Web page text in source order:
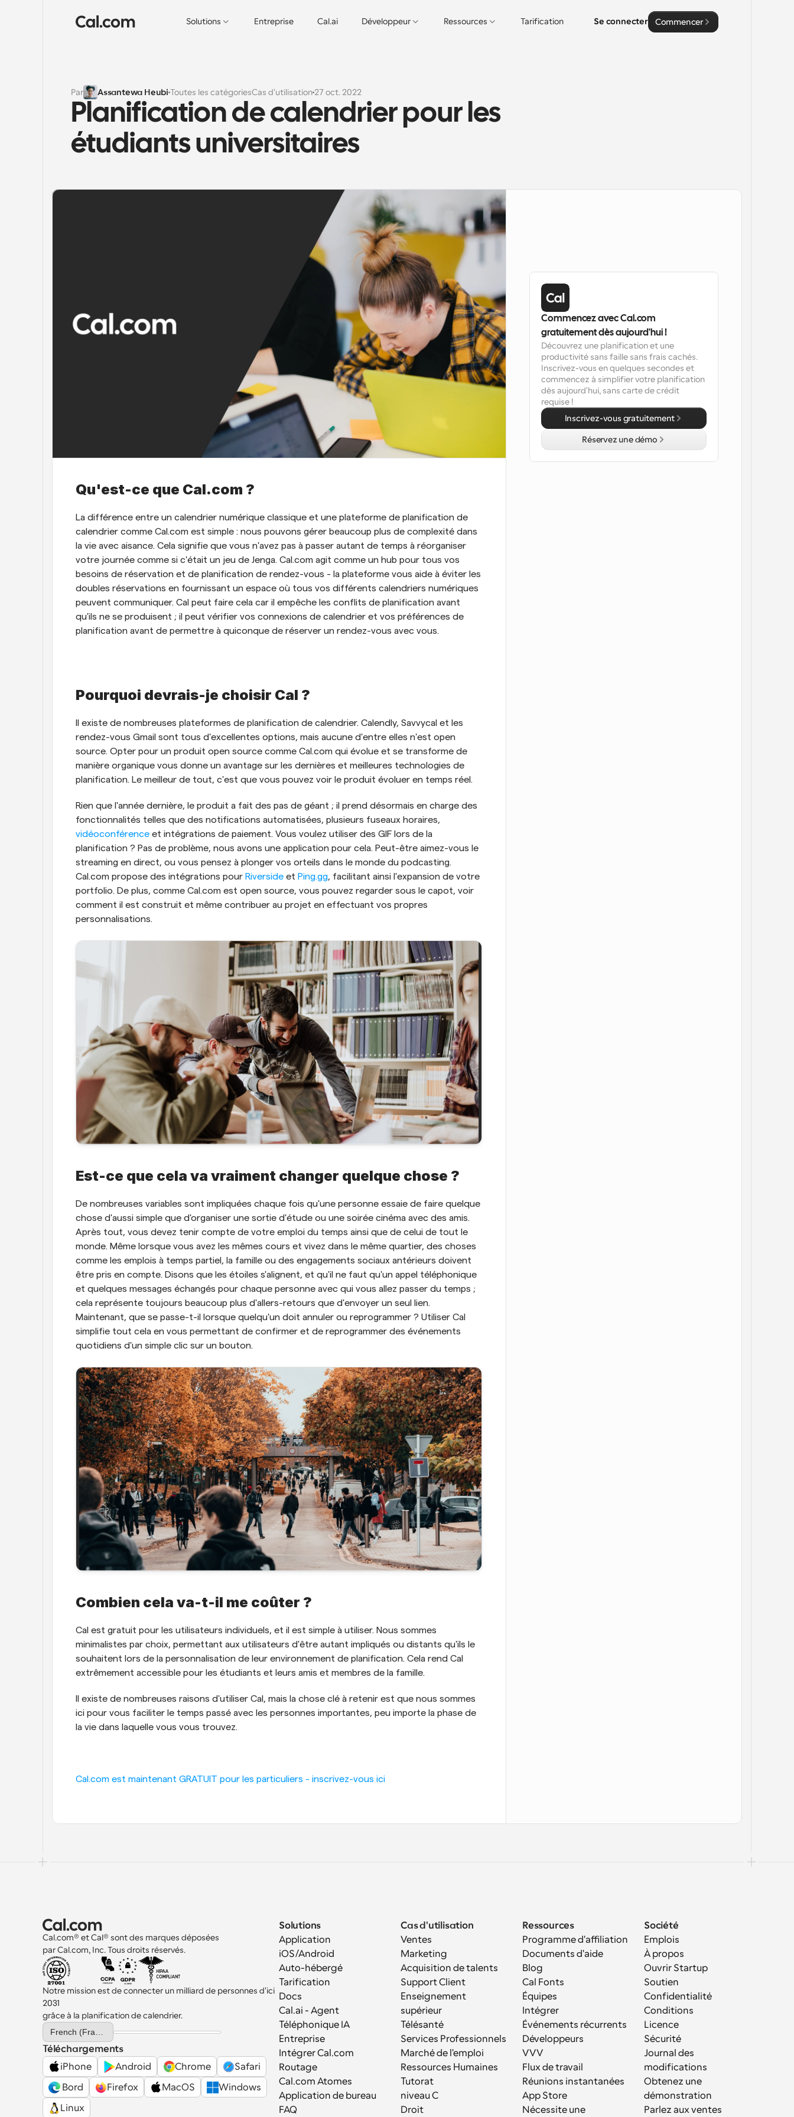
Solutions Entreprise Cal.ai Développeur Ressources Tarification Se connecter Commencer
Par Assantewa Heubi Toutes les catégoriesCas d'utilisation 27 oct. 2022
Planification de calendrier pour les
étudiants universitaires
Qu'est-ce que Cal.com ?
La différence entre un calendrier numérique classique et une plateforme de planification de
calendrier comme Cal.com est simple : nous pouvons gérer beaucoup plus de complexité dans
la vie avec aisance. Cela signifie que vous n'avez pas à passer autant de temps à réorganiser
votre journée comme si c'était un jeu de Jenga. Cal.com agit comme un hub pour tous vos
besoins de réservation et de planification de rendez-vous - la plateforme vous aide à éviter les
doubles réservations en fournissant un espace où tous vos différents calendriers numériques
peuvent communiquer. Cal peut faire cela car il empêche les conflits de planification avant
qu'ils ne se produisent ; il peut vérifier vos connexions de calendrier et vos préférences de
planification avant de permettre à quiconque de réserver un rendez-vous avec vous.
Pourquoi devrais-je choisir Cal ?
Il existe de nombreuses plateformes de planification de calendrier. Calendly, Savvycal et les
rendez-vous Gmail sont tous d'excellentes options, mais aucune d'entre elles n'est open
source. Opter pour un produit open source comme Cal.com qui évolue et se transforme de
manière organique vous donne un avantage sur les dernières et meilleures technologies de
planification. Le meilleur de tout, c'est que vous pouvez voir le produit évoluer en temps réel.
Rien que l'année dernière, le produit a fait des pas de géant ; il prend désormais en charge des
vidéoconférence et intégrations de paiement. Vous voulez utiliser des GIF lors de la
planification ? Pas de problème, nous avons une application pour cela. Peut-être aimez-vous le
streaming en direct, ou vous pensez à plonger vos orteils dans le monde du podcasting.
Cal.com propose des intégrations pour Riverside et Ping.gg, facilitant ainsi l'expansion de votre
portfolio. De plus, comme Cal.com est open source, vous pouvez regarder sous le capot, voir
comment il est construit et même contribuer au projet en effectuant vos propres
personnalisations.
Est-ce que cela va vraiment changer quelque chose ?
De nombreuses variables sont impliquées chaque fois qu'une personne essaie de faire quelque
chose d'aussi simple que d'organiser une sortie d'étude ou une soirée cinéma avec des amis.
Après tout, vous devez tenir compte de votre emploi du temps ainsi que de celui de tout le
monde. Même lorsque vous avez les mêmes cours et vivez dans le même quartier, des choses
comme les emplois à temps partiel, la famille ou des engagements sociaux antérieurs doivent
être pris en compte. Disons que les étoiles s'alignent, et qu'il ne faut qu'un appel téléphonique
et quelques messages échangés pour chaque personne avec qui vous allez passer du temps ;
cela représente toujours beaucoup plus d'allers-retours que d'envoyer un seul lien.
Maintenant, que se passe-t-il lorsque quelqu'un doit annuler ou reprogrammer ? Utiliser Cal
simplifie tout cela en vous permettant de confirmer et de reprogrammer des événements
quotidiens d'un simple clic sur un bouton.
Combien cela va-t-il me coûter ?
Cal est gratuit pour les utilisateurs individuels, et il est simple à utiliser. Nous sommes
minimalistes par choix, permettant aux utilisateurs d'être autant impliqués ou distants qu'ils le
souhaitent lors de la personnalisation de leur environnement de planification. Cela rend Cal
extrêmement accessible pour les étudiants et leurs amis et membres de la famille.
Il existe de nombreuses raisons d'utiliser Cal, mais la chose clé à retenir est que nous sommes
ici pour vous faciliter le temps passé avec les personnes importantes, peu importe la phase de
la vie dans laquelle vous vous trouvez.
Cal.com est maintenant GRATUIT pour les particuliers - inscrivez-vous ici
Commencez avec Cal.com
gratuitement dès aujourd'hui !
Découvrez une planification et une
productivité sans faille sans frais cachés.
Inscrivez-vous en quelques secondes et
commencez à simplifier votre planification
dès aujourd'hui, sans carte de crédit
requise !
Inscrivez-vous gratuitement
Réservez une démo
Cal.com® et Cal® sont des marques déposées
par Cal.com, Inc. Tous droits réservés.
Notre mission est de connecter un milliard de personnes d'ici
2031
grâce à la planification de calendrier.
Select Language
Téléchargements
iPhone
Android Chrome
Safari
Bord
Firefox MacOS
Windows
Linux
Solutions
Application
iOS/Android
Auto-hébergé
Tarification
Docs
Cal.ai - Agent
Téléphonique IA
Entreprise
Intégrer Cal.com
Routage
Cal.com Atomes
Application de bureau
FAQ
Cas d'utilisation
Ventes
Marketing
Acquisition de talents
Support Client
Enseignement
supérieur
Télésanté
Services Professionnels
Marché de l'emploi
Ressources Humaines
Tutorat
niveau C
Droit
Ressources
Programme d'affiliation
Documents d'aide
Blog
Cal Fonts
Équipes
Intégrer
Événements récurrents
Développeurs
VVV
Flux de travail
Réunions instantanées
App Store
Nécessite une
Société
Emplois
À propos
Ouvrir Startup
Soutien
Confidentialité
Conditions
Licence
Sécurité
Journal des
modifications
Obtenez une
démonstration
Parlez aux ventes